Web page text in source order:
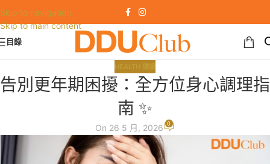
Skip to navigation
Skip to main content
目錄
告別更年期困擾：全方位身心調理指
南 ✨
On 26 5 月, 2026 0